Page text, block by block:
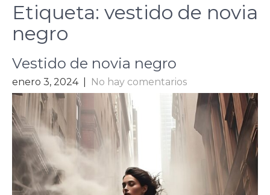
Etiqueta: vestido de novia
negro
Vestido de novia negro
enero 3, 2024 No hay comentarios